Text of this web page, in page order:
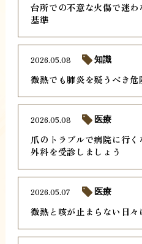
台所での不意な火傷で迷
基準
微熱でも肺炎を疑うべき
2026.05.08 知識
爪のトラブルで病院に行
外科を受診しましょう
2026.05.08 医療
微熱と咳が止まらない日
2026.05.07 医療